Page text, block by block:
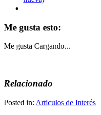
Me gusta esto:
Me gusta Cargando...
Relacionado
Posted in: Articulos de Interés